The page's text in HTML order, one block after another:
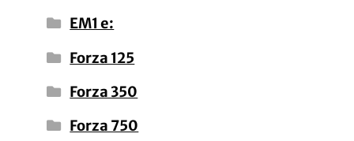
EM1 e:
Forza 125
Forza 350
Forza 750